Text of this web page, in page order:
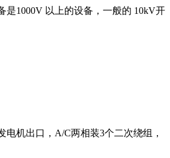
是1000V 以上的设备，一般的 10kV开
机出口，A/C两相装3个二次绕组，